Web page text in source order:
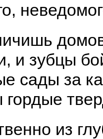
и зубцы
сады за
гордые
из